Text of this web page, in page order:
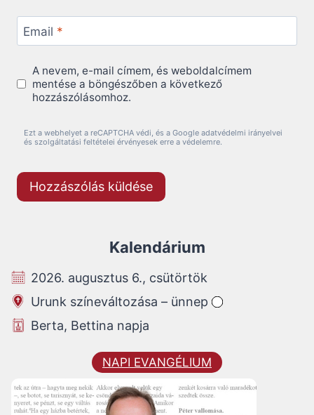
Email *
A nevem, e-mail címem, és weboldalcímem
mentése a böngészőben a következő
hozzászólásomhoz.
Ezt a webhelyet a reCAPTCHA védi, és a Google adatvédelmi irányelvei
és szolgáltatási feltételei érvényesek erre a védelemre.
Kalendárium
2026. augusztus 6., csütörtök
Urunk színeváltozása – ünnep
Berta, Bettina napja
NAPI EVANGÉLIUM